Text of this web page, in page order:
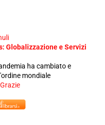
Globalizzazione e Servizi
ha cambiato e
mondiale